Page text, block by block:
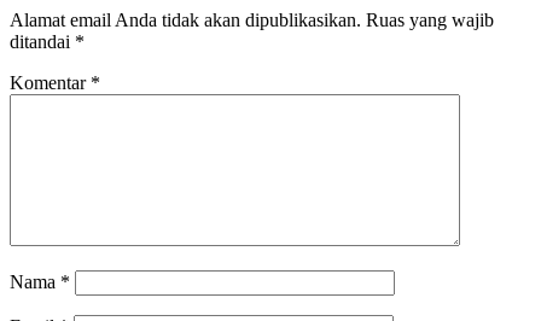
Alamat email Anda tidak akan dipublikasikan. Ruas yang wajib
ditandai *
Komentar *
Nama *